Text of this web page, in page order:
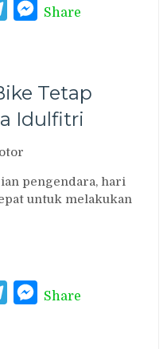
TelegramMessenger
Share
Tetap
Idulfitri
pengendara, hari
untuk melakukan
TelegramMessenger
Share